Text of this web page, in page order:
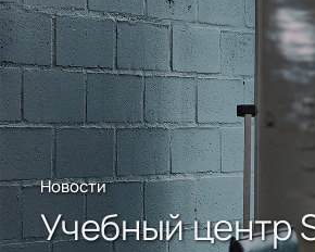
Новости
Учебный центр